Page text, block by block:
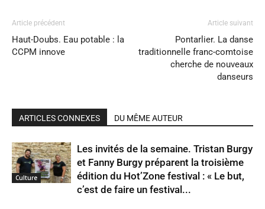
Article précédent
Haut-Doubs. Eau potable : la
CCPM innove
Article suivant
Pontarlier. La danse
traditionnelle franc-comtoise
cherche de nouveaux
danseurs
ARTICLES CONNEXES DU MÊME AUTEUR
Culture
Les invités de la semaine. Tristan Burgy
et Fanny Burgy préparent la troisième
édition du Hot’Zone festival : « Le but,
c’est de faire un festival...